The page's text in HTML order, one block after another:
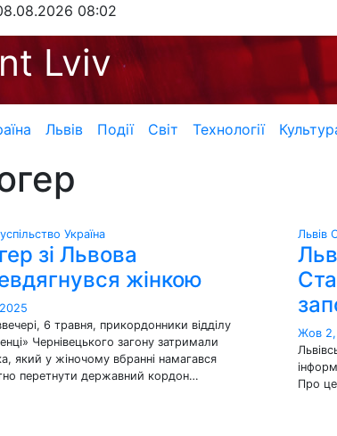
08:02
Lviv
Львів Події Світ Технології
Україна
зі Львова
жінкою
6 травня, прикордонники відділу
Чернівецького загону затримали
який у жіночому вбранні намагався
перетнути державний кордон…
Львів
Жов
Про